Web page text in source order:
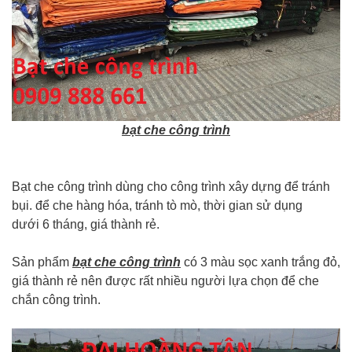
bạt che công trình
Bạt che công trình dùng cho công trình xây dựng để tránh
bụi. để che hàng hóa, tránh tò mò, thời gian sử dụng
dưới 6 tháng, giá thành rẻ.
Sản phẩm bạt che công trình có 3 màu sọc xanh trắng đỏ,
giá thành rẻ nên được rất nhiều người lựa chọn để che
chắn công trình.